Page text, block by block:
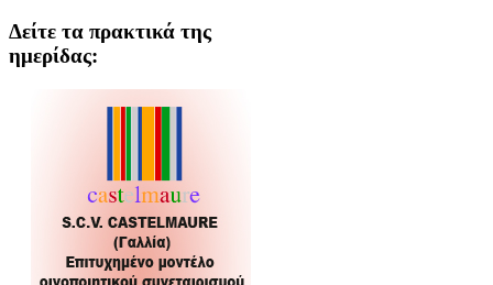
Δείτε τα πρακτικά της
ημερίδας: